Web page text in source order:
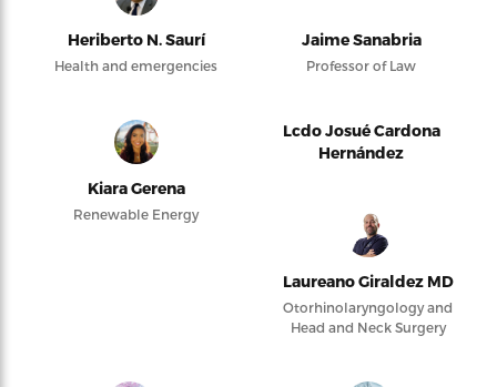
Heriberto N. Saurí
Health and emergencies
Jaime Sanabria
Professor of Law
Kiara Gerena
Renewable Energy
Lcdo Josué Cardona
Hernández
Laureano Giraldez MD
Otorhinolaryngology and
Head and Neck Surgery